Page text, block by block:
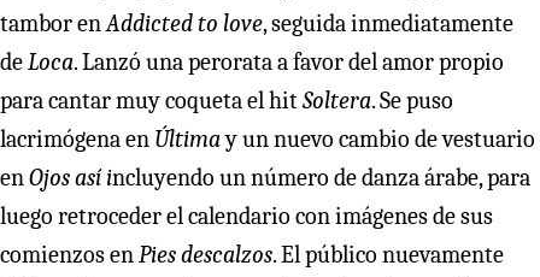
tambor enAddicted to love, seguida inmediatamente
deLoca. Lanzó una perorata a favor del amor propio
para cantar muy coqueta el hitSoltera. Se puso
lacrimógena en Últimay un nuevo cambio de vestuario
enOjos así incluyendo un número de danza árabe, para
luego retroceder el calendario con imágenes de sus
comienzos enPies descalzos. El público nuevamente